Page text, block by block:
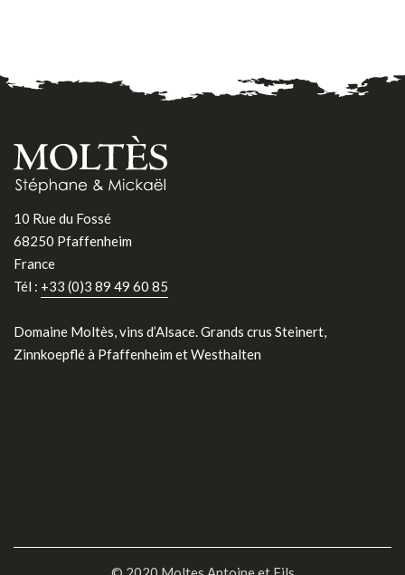
10 Rue du Fossé
68250 Pfaffenheim
France
Tél : +33 (0)3 89 49 60 85
Domaine Moltès, vins d’Alsace. Grands crus Steinert,
Zinnkoepflé à Pfaffenheim et Westhalten